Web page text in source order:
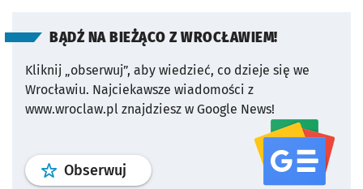
BĄDŹ NA BIEŻĄCO Z WROCŁAWIEM!
Kliknij „obserwuj”, aby wiedzieć, co dzieje się we
Wrocławiu. Najciekawsze wiadomości z
www.wroclaw.pl znajdziesz w Google News!
Obserwuj profil serwisu